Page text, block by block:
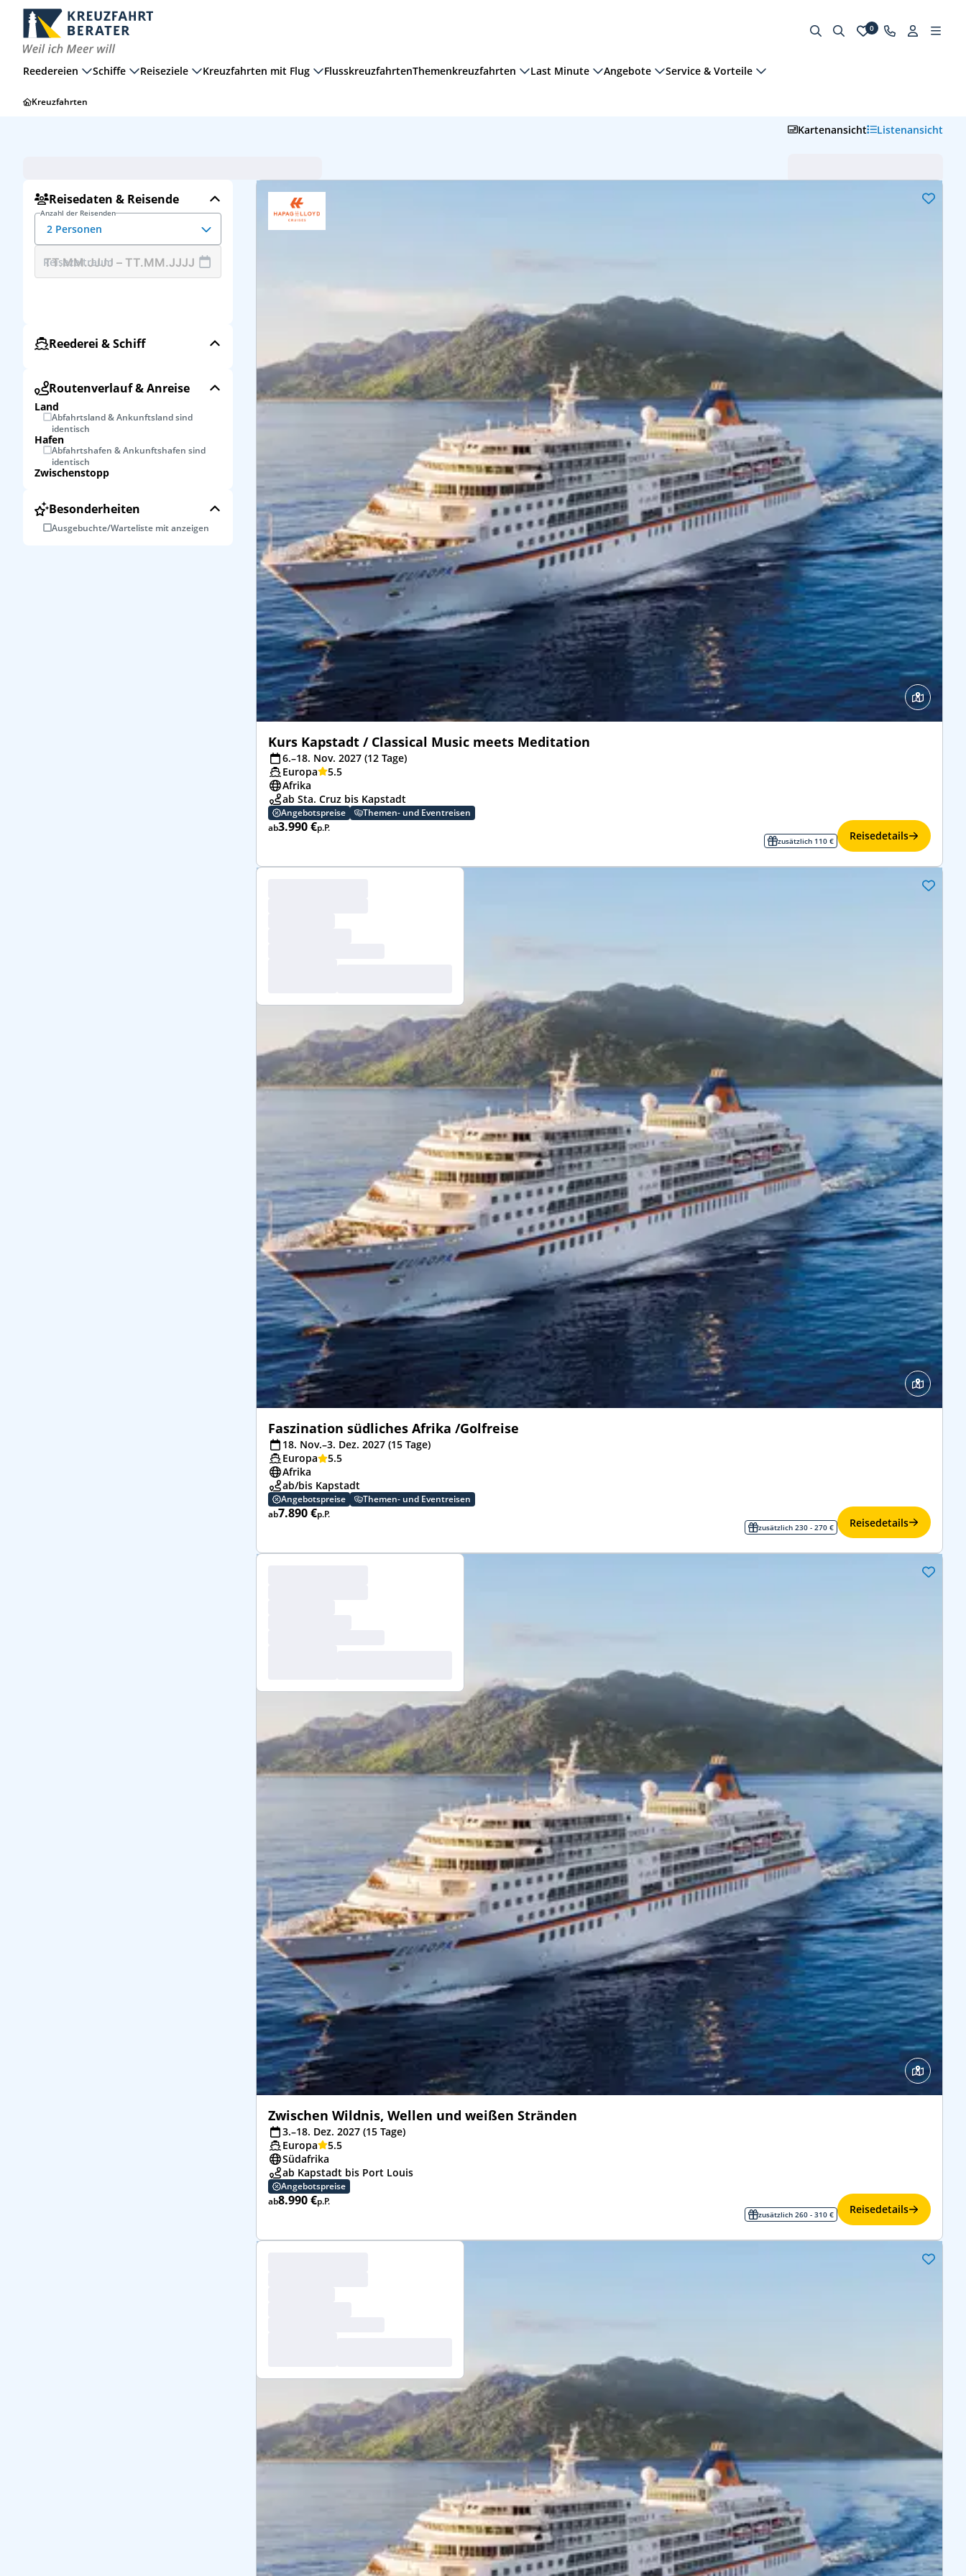
0
Reedereien Schiffe Reiseziele Kreuzfahrten mit Flug FlusskreuzfahrtenThemenkreuzfahrten Last Minute Angebote Service & Vorteile
Kreuzfahrten
Kartenansicht Listenansicht
Reisedaten & Reisende
Anzahl der Reisenden
2 Personen
Reisezeitraum
Reederei & Schiff
Routenverlauf & Anreise
Land
Abfahrtsland & Ankunftsland sind
identisch
Hafen
Abfahrtshafen & Ankunftshafen sind
identisch
Zwischenstopp
Besonderheiten
Ausgebuchte/Warteliste mit anzeigen
Kurs Kapstadt / Classical Music meets Meditation
6.–18. Nov. 2027 (12 Tage)
Europa
5.5
Afrika
ab Sta. Cruz bis Kapstadt
Angebotspreise
Themen- und Eventreisen
ab3.990 €p.P.
zusätzlich 110 € Reisedetails
Faszination südliches Afrika /Golfreise
18. Nov.–3. Dez. 2027 (15 Tage)
Europa
5.5
Afrika
ab/bis Kapstadt
Angebotspreise
Themen- und Eventreisen
ab7.890 €p.P.
zusätzlich 230 - 270 € Reisedetails
Zwischen Wildnis, Wellen und weißen Stränden
3.–18. Dez. 2027 (15 Tage)
Europa
5.5
Südafrika
ab Kapstadt bis Port Louis
Angebotspreise
ab8.990 €p.P.
zusätzlich 260 - 310 € Reisedetails